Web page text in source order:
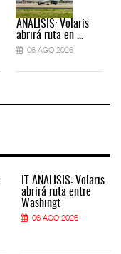
ANÁLISIS: Volaris
abrirá ruta en ...
06 AGO 2026
IT-ANÁLISIS: Volaris
abrirá ruta entre
Washingt
06 AGO 2026